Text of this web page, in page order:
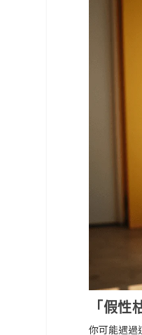
「假
你可能遇過